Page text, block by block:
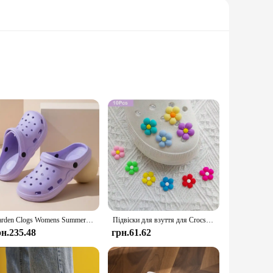
offer a lightweight and flexible fit that molds to your
they can withstand the rigors of daily wear, making them
take off their shoes, perfect for those moments when
Crocs Kids Clog Crocband K is also available in sets,
silhouette, making them a favorite among kids. The
it's a day at the park, a school event, or a family
Garden Clogs Womens Summer Beach Sandals Outdoor Wide Toe Holey Shoes for Ladies Mens Sandals House Shower Slippers Підвіски для взуття для Crocs 10/20/30 шт. Барвисті квіти Серія Декорація Преміальна якість Популярні аксесуари Чудовий подарунок
грн.61.62